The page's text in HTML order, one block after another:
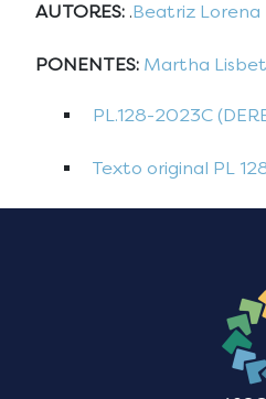
AUTORES: .Beatriz Lorena
PONENTES: Martha
PL.128-2023C
Texto original PL